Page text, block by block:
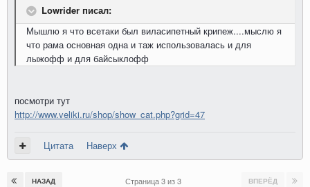
Lowrider писал:
Мышлю я что всетаки был виласипетный крипеж....мыслю я
что рама основная одна и таж использовалась и для
лыжофф и для байсыклофф
посмотри тут
http://www.veliki.ru/shop/show_cat.php?grid=47
Цитата Наверх
НАЗАД ВПЕРЁД
Страница 3 из 3